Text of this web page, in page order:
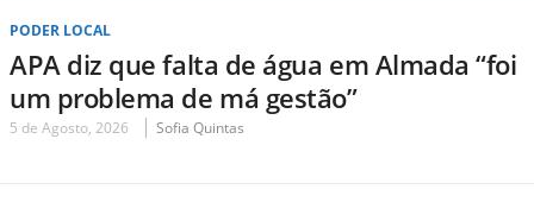
PODER LOCAL
APA diz que falta de água em Almada “foi
um problema de má gestão”
5 de Agosto, 2026 Sofia Quintas